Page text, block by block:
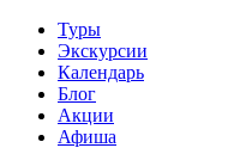
Туры
Экскурсии
Календарь
Блог
Акции
Афиша